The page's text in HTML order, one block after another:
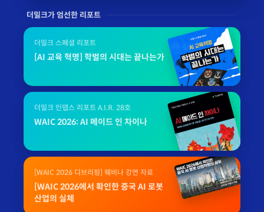
더밀크가 엄선한 리포트
더밀크 스페셜 리포트
[AI 교육 혁명] 학벌의 시대는 끝나는가
더밀크 인뎁스 리포트 A.I.R. 28호
WAIC 2026: AI 메이드 인 차이나
[WAIC 2026 디브리핑] 웨비나 강연 자료
[WAIC 2026에서 확인한 중국 AI 로봇
산업의 실체